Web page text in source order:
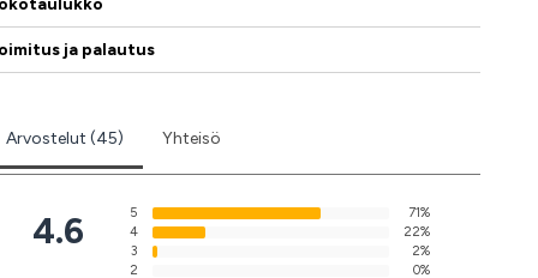
ja palautus
Arvostelut (45) Yhteisö
4.6 5
71%
4
22%
3
2%
2
0%